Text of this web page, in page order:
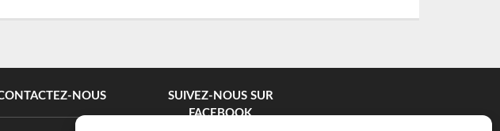
NOUS
SUIVEZ-NOUS SUR
FACEBOOK